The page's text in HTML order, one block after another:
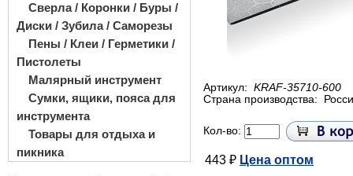
Сверла / Коронки / Буры /
Диски / Зубила / Саморезы
Пены / Клеи / Герметики /
Пистолеты
Малярный инструмент
Сумки, ящики, пояса для
инструмента
Товары для отдыха и
пикника
Артикул: KRAF-35710-600
Страна производства:
Кол-во:
443 ₽ Цена оптом